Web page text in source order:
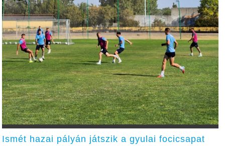
Ismét hazai pályán játszik a gyulai focicsapat